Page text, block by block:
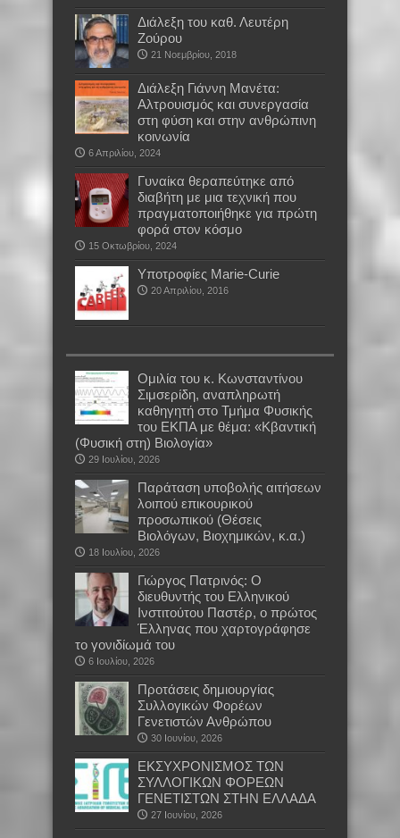
Διάλεξη του καθ. Λευτέρη
Ζούρου
21 Νοεμβρίου, 2018
Διάλεξη Γιάννη Μανέτα:
Αλτρουισμός και συνεργασία
στη φύση και στην ανθρώπινη
κοινωνία
6 Απριλίου, 2024
Γυναίκα θεραπεύτηκε από
διαβήτη με μια τεχνική που
πραγματοποιήθηκε για πρώτη
φορά στον κόσμο
15 Οκτωβρίου, 2024
Υποτροφίες Marie-Curie
20 Απριλίου, 2016
Oμιλία του κ. Κωνσταντίνου
Σιμσερίδη, αναπληρωτή
καθηγητή στο Τμήμα Φυσικής
του ΕΚΠΑ με θέμα: «Κβαντική
(Φυσική στη) Βιολογία»
29 Ιουλίου, 2026
Παράταση υποβολής αιτήσεων
λοιπού επικουρικού
προσωπικού (Θέσεις
Βιολόγων, Βιοχημικών, κ.α.)
18 Ιουλίου, 2026
Γιώργος Πατρινός: Ο
διευθυντής του Ελληνικού
Ινστιτούτου Παστέρ, ο πρώτος
Έλληνας που χαρτογράφησε
το γονιδίωμά του
6 Ιουλίου, 2026
Προτάσεις δημιουργίας
Συλλογικών Φορέων
Γενετιστών Ανθρώπου
30 Ιουνίου, 2026
EKΣΥΧΡΟΝΙΣΜΟΣ ΤΩΝ
ΣΥΛΛΟΓΙΚΩΝ ΦΟΡΕΩΝ
ΓΕΝΕΤΙΣΤΩΝ ΣΤΗΝ ΕΛΛΑΔΑ
27 Ιουνίου, 2026